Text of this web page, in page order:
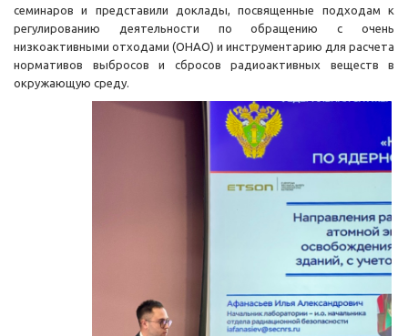
семинаров и представили доклады, посвященные подходам к
регулированию деятельности по обращению с очень
низкоактивными отходами (ОНАО) и инструментарию для расчета
нормативов выбросов и сбросов радиоактивных веществ в
окружающую среду.